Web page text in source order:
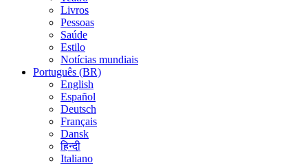
Livros
Pessoas
Saúde
Estilo
Notícias mundiais
Português (BR)
English
Español
Deutsch
Français
Dansk
हिन्दी
Italiano